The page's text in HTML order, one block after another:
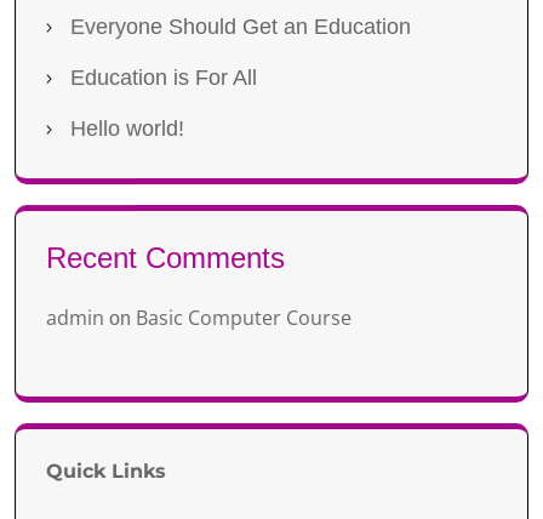
Everyone Should Get an Education
Education is For All
Hello world!
Recent Comments
admin on Basic Computer Course
Quick Links